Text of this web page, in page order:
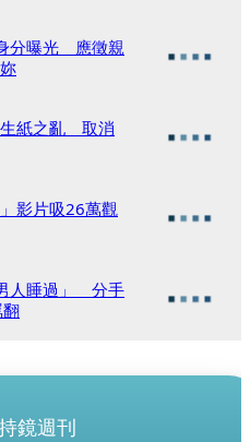
分曝光 應徵親
生紙之亂 取消
影片吸26萬觀
人睡過」 分手
鏡週刊